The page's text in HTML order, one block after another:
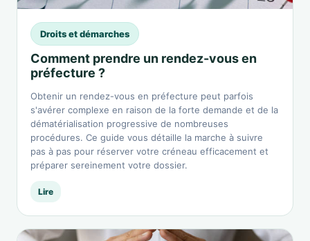
Droits et démarches
Comment prendre un rendez-vous en
préfecture ?
Obtenir un rendez-vous en préfecture peut parfois
s'avérer complexe en raison de la forte demande et de la
dématérialisation progressive de nombreuses
procédures. Ce guide vous détaille la marche à suivre
pas à pas pour réserver votre créneau efficacement et
préparer sereinement votre dossier.
Lire